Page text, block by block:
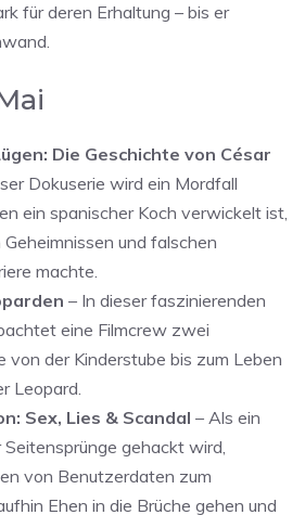
für deren Erhaltung – bis er
Die Geschichte von César
Dokuserie wird ein Mordfall
ein spanischer Koch verwickelt ist,
und falschen
machte.
– In dieser faszinierenden
eine Filmcrew zwei
von der Kinderstube bis zum Leben
Leopard.
Sex, Lies & Scandal – Als ein
gehackt wird,
von Benutzerdaten zum
Ehen in die Brüche gehen und